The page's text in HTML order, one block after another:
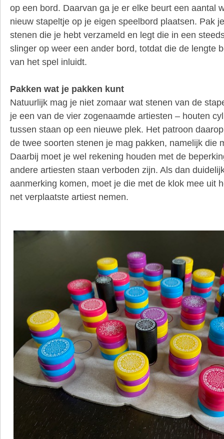
op een bord. Daarvan ga je er elke beurt een aantal
nieuw stapeltje op je eigen speelbord plaatsen. Pak
stenen die je hebt verzameld en legt die in een
slinger op weer een ander bord, totdat die de lengte
van het spel inluidt.
Pakken wat je pakken kunt
Natuurlijk mag je niet zomaar wat stenen van de
je een van de vier zogenaamde artiesten – houten
tussen staan op een nieuwe plek. Het patroon
de twee soorten stenen je mag pakken, namelijk die
Daarbij moet je wel rekening houden met de
andere artiesten staan verboden zijn. Als dan
aanmerking komen, moet je die met de klok mee uit
net verplaatste artiest nemen.